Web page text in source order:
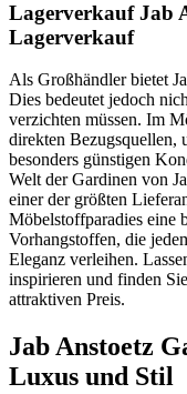
Lagerverkauf Jab
Lagerverkauf
Als Großhändler bietet
Dies bedeutet jedoch
verzichten müssen. Im
direkten Bezugsquellen,
besonders günstigen
Welt der Gardinen von
einer der größten
Möbelstoffparadies eine
Vorhangstoffen, die
Eleganz verleihen.
inspirieren und finden
attraktiven Preis.
Jab Anstoetz
Luxus und Stil